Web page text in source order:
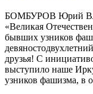
БОМБУРОВ Юрий
«Великая
бывших узников
друзья! С
выступило наше
узников фашизма, в